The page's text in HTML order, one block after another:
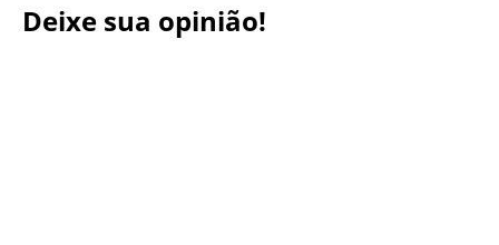
Deixe sua opinião!